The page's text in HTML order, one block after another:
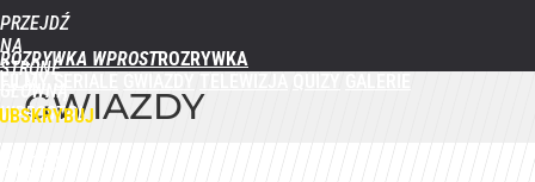
PRZEJDŹ
NA
STRONĘ
GŁÓWNĄ
WPROST.PL
ROZRYWKA WPROST
GWIAZDY